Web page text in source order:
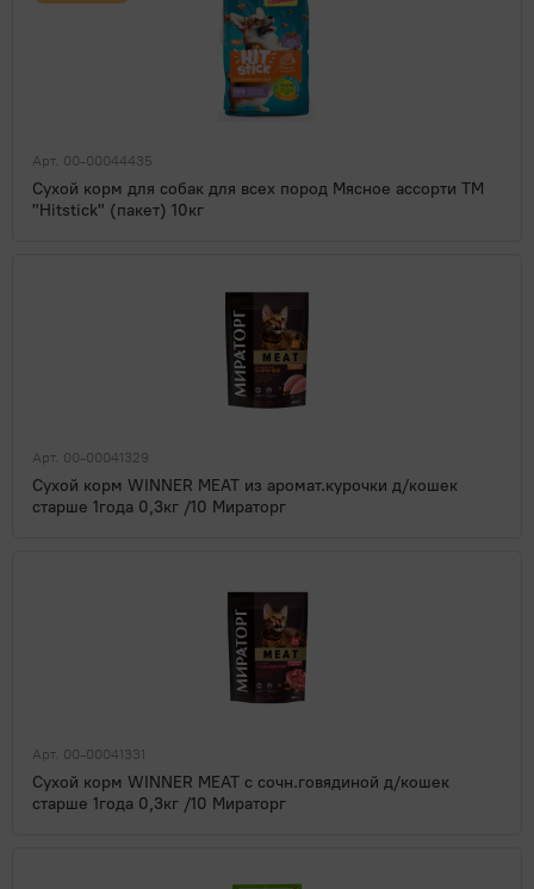
Арт. 00-00044435
Сухой корм для собак для всех пород Мясное ассорти ТМ
"Hitstick" (пакет) 10кг
Арт. 00-00041329
Сухой корм WINNER MEAT из аромат.курочки д/кошек
старше 1года 0,3кг /10 Мираторг
Арт. 00-00041331
Сухой корм WINNER MEAT с сочн.говядиной д/кошек
старше 1года 0,3кг /10 Мираторг